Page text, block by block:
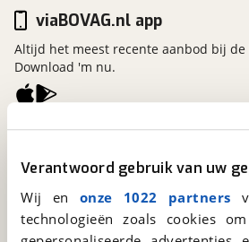
Verantwoord gebruik van uw
Wij en onze 1022 partners
technologieën zoals cookies
viaBOVAG.nl
Kosterijland
3981 AJ Bunnik
Een initiatief van
BOVAG
viaBOVAG.nl app
Altijd het meest recente aanbod bij de
Download 'm nu.